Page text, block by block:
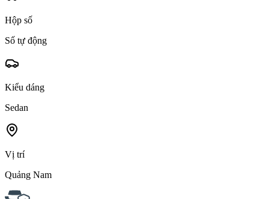
Hộp số
Số tự động
Kiểu dáng
Sedan
Vị trí
Quảng Nam